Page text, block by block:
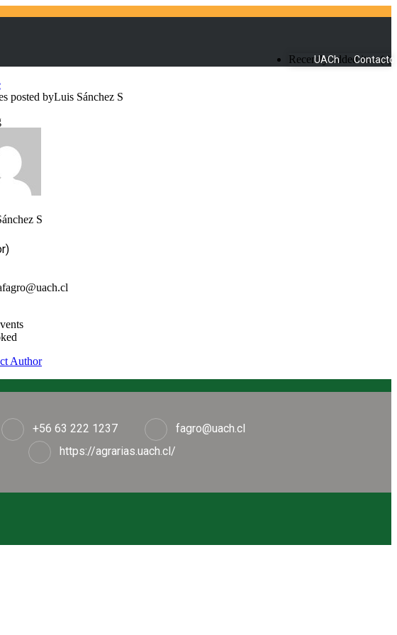
Recently added item(s)
UACh Contacto
posted byLuis Sánchez S
S
Author
+56 63 222 1237
fagro@uach.cl
https://agrarias.uach.cl/